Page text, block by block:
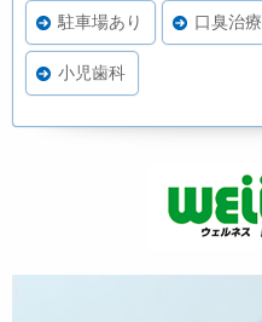
駐車場あり 口臭治療
小児歯科